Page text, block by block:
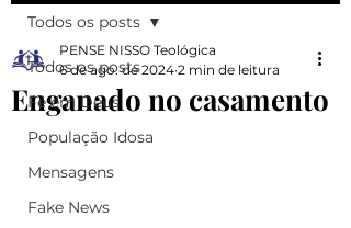
Todos os posts
Fé em Deus
População Idosa
Mensagens
Fake News
Todos os posts
Enganado no casamento
PENSE NISSO Teológica
6 de ago. de 2024 2 min de leitura